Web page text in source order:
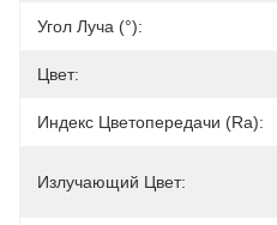
Угол Луча (°):
Цвет:
Индекс Цветопередачи (Ra):
Излучающий Цвет: